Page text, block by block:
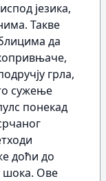
језика,
Такве
да
грла,
сужење
понекад
доћи до
шока. Ове